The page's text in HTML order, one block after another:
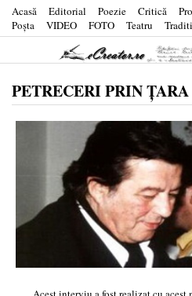
Acasă Editorial Poezie Critică
Poşta
VIDEO FOTO Teatru
PETRECERI PRIN